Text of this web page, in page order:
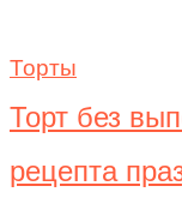
Торты
Торт без
рецепта